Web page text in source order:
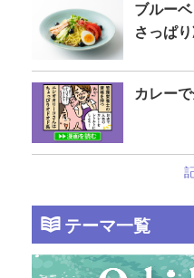
ブルー
さっぱ
カレー
テーマ一覧